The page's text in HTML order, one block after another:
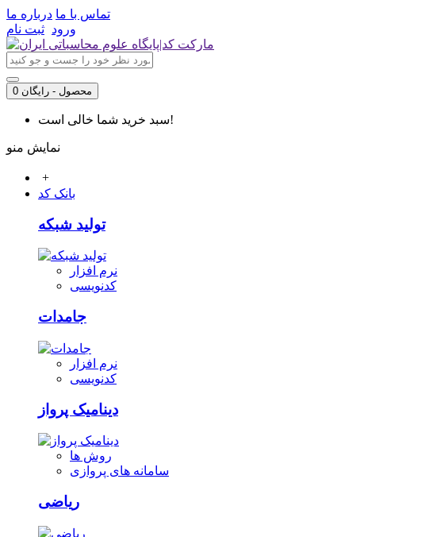
تماس با ما درباره ما
ورود ثبت نام
0 محصول - رایگان
سبد خرید شما خالی است!
نمایش منو
+
بانک کد
تولید شبکه
نرم افزار
کدنویسی
جامدات
نرم افزار
کدنویسی
دینامیک پرواز
روش ها
سامانه های پروازی
ریاضی